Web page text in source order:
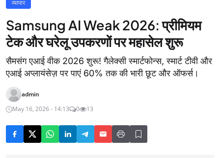
व्यापार
Samsung AI Weak 2026: प्रीमियम
टेक और घरेलू उपकरणों पर महासेल शुरू
सैमसंग एआई वीक 2026 शुरू! गैलेक्सी स्मार्टफोन्स, स्मार्ट टीवी और
एआई अप्लायंसेज़ पर पाएं 60% तक की भारी छूट और ऑफर्स।
admin
May 16, 2026 - 14:13
0 13